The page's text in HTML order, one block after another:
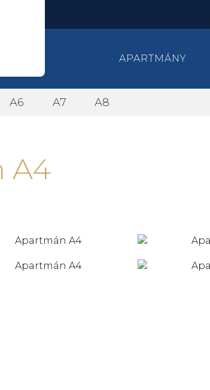
APARTMÁNY
A6 A7 A8
A4